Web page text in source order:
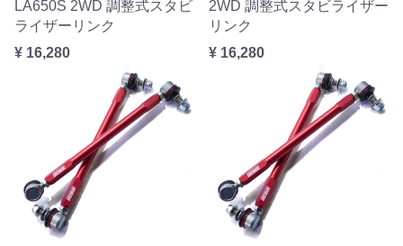
LA650S 2WD 調整式スタビ
ライザーリンク
¥ 16,280
2WD 調整式スタビライザー
リンク
¥ 16,280